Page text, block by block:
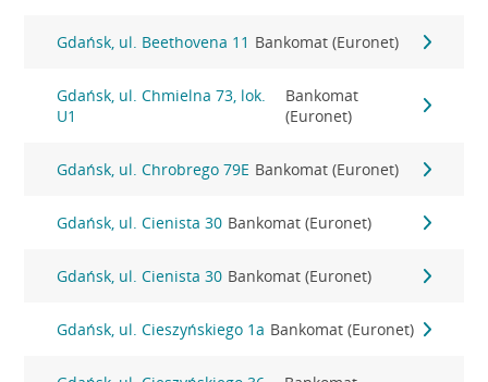
Gdańsk, ul. Beethovena 11 Bankomat (Euronet)
Gdańsk, ul. Chmielna 73, lok.
U1
Bankomat
(Euronet)
Gdańsk, ul. Chrobrego 79E Bankomat (Euronet)
Gdańsk, ul. Cienista 30 Bankomat (Euronet)
Gdańsk, ul. Cienista 30 Bankomat (Euronet)
Gdańsk, ul. Cieszyńskiego 1a Bankomat (Euronet)